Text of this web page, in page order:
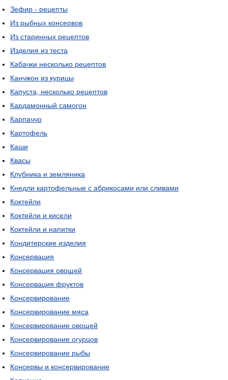
Зефир - рецепты
Из рыбных консервов
Из старинных рецептов
Изделия из теста
Кабачки несколько рецептов
Канчжон из курицы
Капуста, несколько рецептов
Кардамонный самогон
Карпаччо
Картофель
Каши
Квасы
Клубника и земляника
Кнедли картофельные с абрикосами или сливами
Коктейли
Коктейли и кисели
Коктейли и напитки
Кондитерские изделия
Консервация
Консервация овощей
Консервация фруктов
Консервирование
Консервирование мяса
Консервирование овощей
Консервирование огурцов
Консервирование рыбы
Консервы и консервирование